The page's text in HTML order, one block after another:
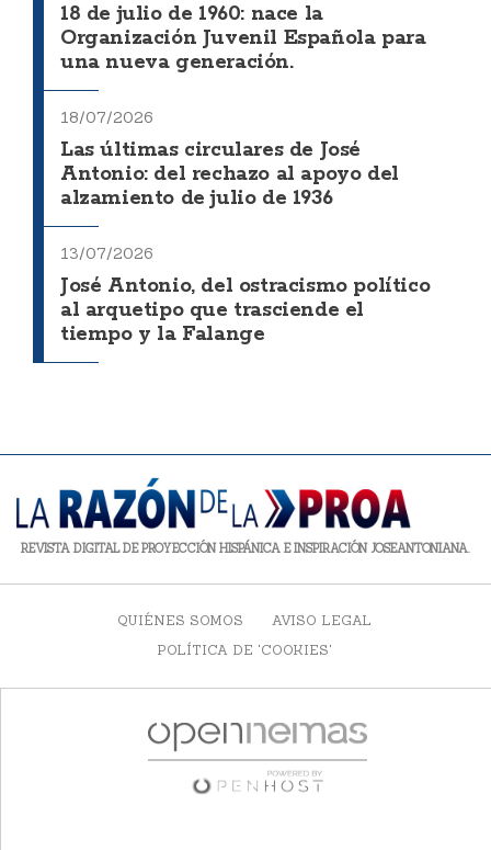
18 de julio de 1960: nace la
Organización Juvenil Española para
una nueva generación.
18/07/2026
Las últimas circulares de José
Antonio: del rechazo al apoyo del
alzamiento de julio de 1936
13/07/2026
José Antonio, del ostracismo político
al arquetipo que trasciende el
tiempo y la Falange
REVISTA DIGITAL DE PROYECCIÓN HISPÁNICA E INSPIRACIÓN JOSEANTONIANA.
QUIÉNES SOMOS
AVISO LEGAL
POLÍTICA DE 'COOKIES'